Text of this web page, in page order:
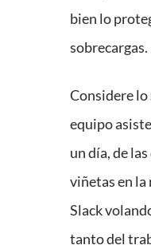
bien lo
sobrecargas.
Considere lo
equipo
un día, de
viñetas en la
Slack
tanto del